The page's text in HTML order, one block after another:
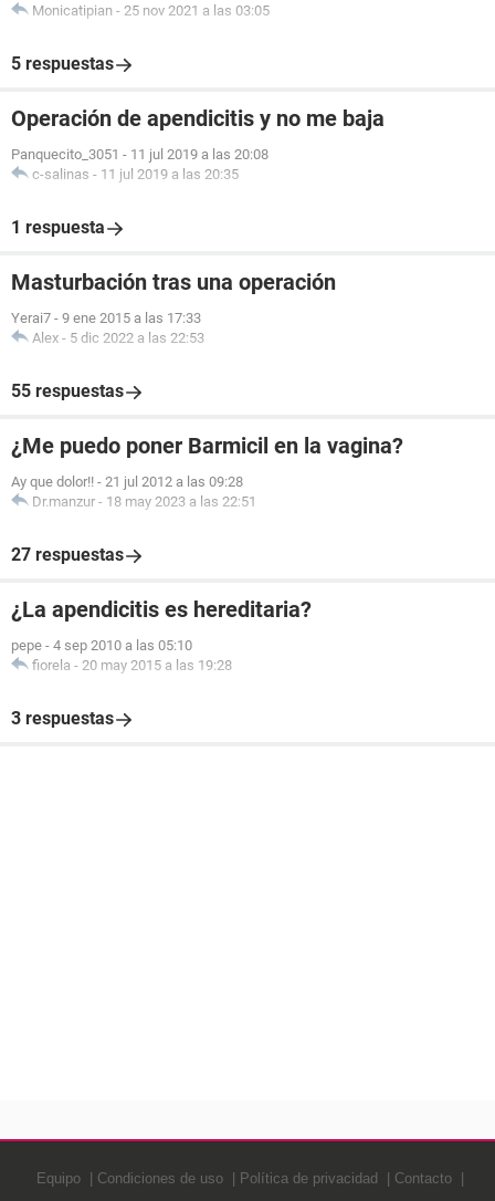
Monicatipian - 25 nov 2021 a las 03:05
5 respuestas
Operación de apendicitis y no me baja
Panquecito_3051 - 11 jul 2019 a las 20:08
c-salinas - 11 jul 2019 a las 20:35
1 respuesta
Masturbación tras una operación
Yerai7 - 9 ene 2015 a las 17:33
Alex - 5 dic 2022 a las 22:53
55 respuestas
¿Me puedo poner Barmicil en la vagina?
Ay que dolor!! - 21 jul 2012 a las 09:28
Dr.manzur - 18 may 2023 a las 22:51
27 respuestas
¿La apendicitis es hereditaria?
pepe - 4 sep 2010 a las 05:10
fiorela - 20 may 2015 a las 19:28
3 respuestas
Equipo Condiciones de uso Política de privacidad
Contacto